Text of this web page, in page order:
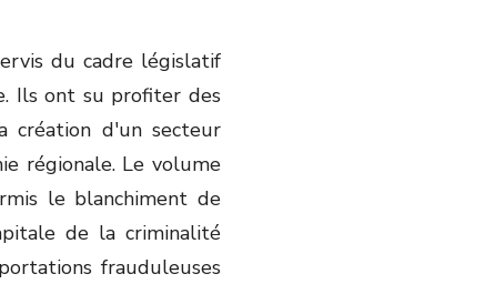
du cadre législatif
Ils ont su profiter des
création d'un secteur
régionale. Le volume
le blanchiment de
de la criminalité
frauduleuses